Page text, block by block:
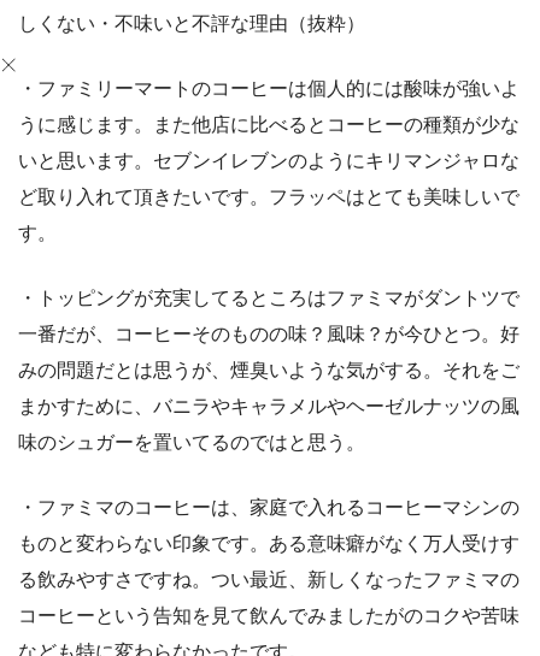
しくない・不味いと不評な理由（抜粋）
・ファミリーマートのコーヒーは個人的には酸味が強いよ
うに感じます。また他店に比べるとコーヒーの種類が少な
いと思います。セブンイレブンのようにキリマンジャロな
ど取り入れて頂きたいです。フラッペはとても美味しいで
す。
・トッピングが充実してるところはファミマがダントツで
一番だが、コーヒーそのものの味？風味？が今ひとつ。好
みの問題だとは思うが、煙臭いような気がする。それをご
まかすために、バニラやキャラメルやヘーゼルナッツの風
味のシュガーを置いてるのではと思う。
・ファミマのコーヒーは、家庭で入れるコーヒーマシンの
ものと変わらない印象です。ある意味癖がなく万人受けす
る飲みやすさですね。つい最近、新しくなったファミマの
コーヒーという告知を見て飲んでみましたがのコクや苦味